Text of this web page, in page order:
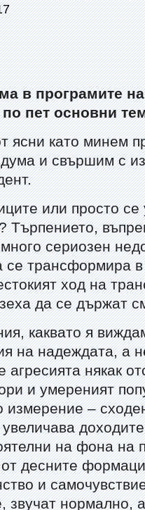
в програмите
пет основни
ясни като минем
и свършим с
или просто
Търпението,
сериозен
се трансформира
ход на
да се държат
каквато я
на надеждата, а
някак
и умереният
измерение –
на фона на
десните
и
звучат нормално,